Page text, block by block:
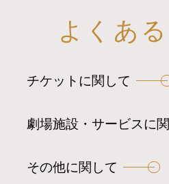
よくあ
チケットに関して
劇場施設・サービスに
その他に関して